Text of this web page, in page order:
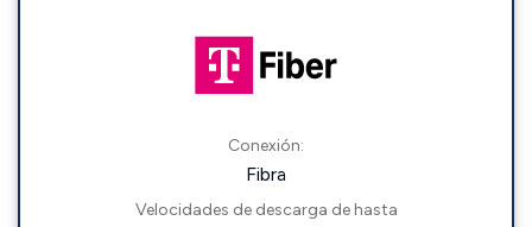
Conexión:
Fibra
Velocidades de descarga de hasta